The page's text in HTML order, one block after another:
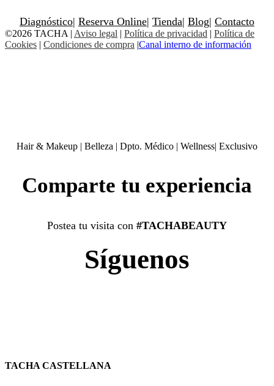
Diagnóstico| Reserva Online| Tienda| Blog| Contacto
©2026 TACHA | Aviso legal | Política de privacidad | Política de
Cookies | Condiciones de compra |Canal interno de información
Hair & Makeup | Belleza | Dpto. Médico | Wellness| Exclusivo
Comparte tu experiencia
Postea tu visita con #TACHABEAUTY
Síguenos
TACHA CASTELLANA